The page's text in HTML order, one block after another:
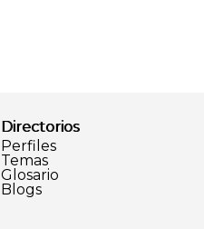
Directorios
Perfiles
Temas
Glosario
Blogs